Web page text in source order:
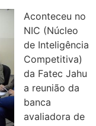
Aconteceu no
NIC (Núcleo
de Inteligência
Competitiva)
da Fatec Jahu
a reunião da
banca
avaliadora de